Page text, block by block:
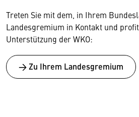
Treten Sie mit dem, in Ihrem
Landesgremium in Kontakt und
Unterstützung der WKO:
→ Zu Ihrem Landesgremium